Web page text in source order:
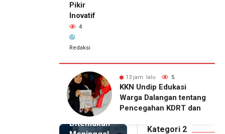
Pikir
Inovatif
4
Redaksi
13 jam lalu 4
KKN Undip Bekali
Pengelola BUMDes
Dalangan dengan Pola
13 jam lalu
Pemilik
Royal
Phone
Ditemukan
Kategori 2